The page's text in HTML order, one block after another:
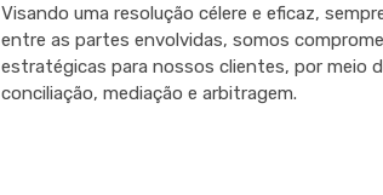
Visando uma resolução célere e eficaz,
entre as partes envolvidas, somos
estratégicas para nossos clientes, por meio
conciliação, mediação e arbitragem.